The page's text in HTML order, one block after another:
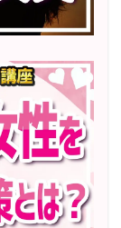
実績
限定10名
び日本NLP能